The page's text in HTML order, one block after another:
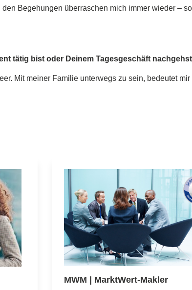
Begehungen überraschen mich immer wieder –
tätig bist oder Deinem Tagesgeschäft
Mit meiner Familie unterwegs zu sein, bedeutet
MWM | MarktWert-Makler